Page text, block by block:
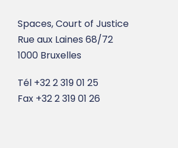
Spaces, Court of Justice
Rue aux Laines 68/72
1000 Bruxelles
Tél +32 2 319 01 25
Fax +32 2 319 01 26